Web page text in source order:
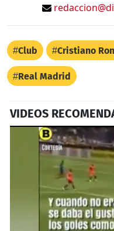
Club Cristiano
Real Madrid
VIDEOS